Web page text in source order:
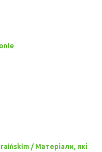
/ Матеріали, які